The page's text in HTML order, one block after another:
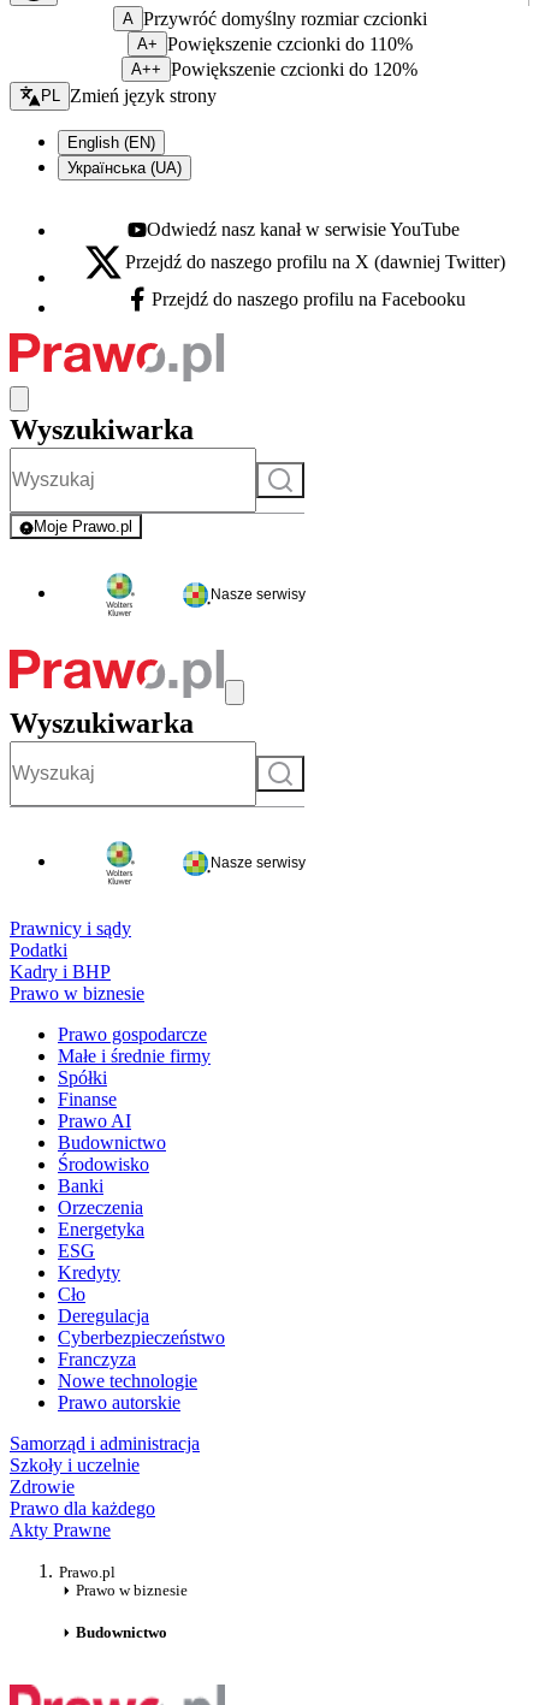
A Przywróć domyślny rozmiar czcionki
A+ Powiększenie czcionki do 110%
A++ Powiększenie czcionki do 120%
Zmień język - bieżący:
PL Zmień język strony
English (EN)
Українська (UA)
Youtube - otwiera się w nowej karcie
Odwiedź nasz kanał w serwisie YouTube
X - otwiera się w nowej karcie
Przejdź do naszego profilu na X (dawniej Twitter)
Facebook - otwiera się w nowej karcie
Przejdź do naszego profilu na Facebooku
Wyszukiwarka
Szukaj
Moje Prawo.pl
- rejestracja i logowanie do serwisu
Nasze serwisy
Wyszukiwarka
Szukaj
Nasze serwisy
Prawnicy i sądy
Podatki
Kadry i BHP
Prawo w biznesie
Prawo gospodarcze
Małe i średnie firmy
Spółki
Finanse
Prawo AI
Budownictwo
Środowisko
Banki
Orzeczenia
Energetyka
ESG
Kredyty
Cło
Deregulacja
Cyberbezpieczeństwo
Franczyza
Nowe technologie
Prawo autorskie
Samorząd i administracja
Szkoły i uczelnie
Zdrowie
Prawo dla każdego
Akty Prawne
Prawo.pl
Prawo w biznesie
Budownictwo